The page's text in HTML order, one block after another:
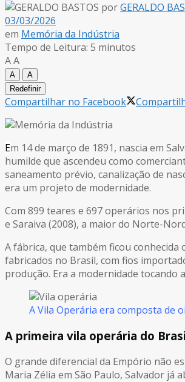
porGERALDO
03/03/2026
em Memória da Indústria
Tempo de Leitura: 5 minutos
AA
A
A
Redefinir
Compartilhar no Facebook
Em 14 de março de 1891, nascia em
humilde que ascendeu como
saneamento prévio, canalização de
era um projeto de modernidade.
Com 899 teares e 697 operários nos
e Saraiva (2008), a maior do Norte-
A fábrica, que também ficou
fabricados no Brasil, com fios
produção. Era a modernidade tocando
A Vila Operária era composta de
A primeira vila operária do
O grande diferencial da Empório não
Maria Zélia em São Paulo, Salvador já